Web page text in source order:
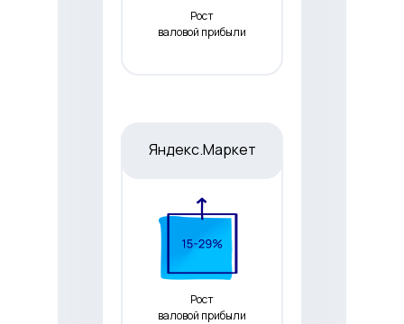
Рост
валовой прибыли
Рост
валовой прибыли
Яндекс.Маркет